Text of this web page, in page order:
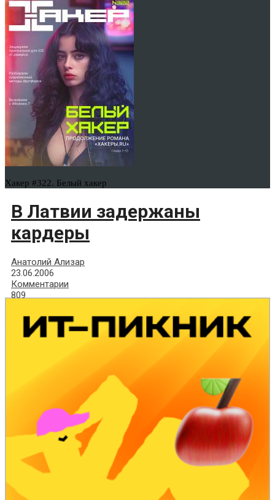
Хакер #322. Белый хакер
В Латвии задержаны
кардеры
Анатолий Ализар
23.06.2006
Комментарии
809